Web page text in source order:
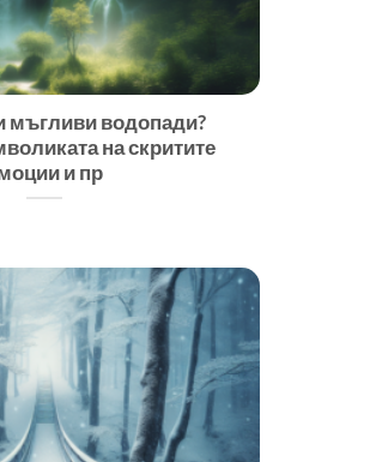
мъгливи водопади?
на скритите
и пр